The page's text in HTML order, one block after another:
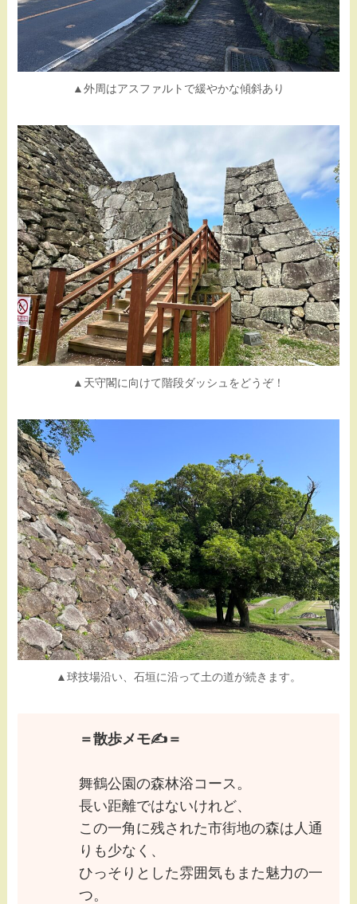
▲外周はアスファルトで緩やかな傾斜あり
▲天守閣に向けて階段ダッシュをどうぞ！
▲球技場沿い、石垣に沿って土の道が続きます。
＝散歩メモ✍️＝
舞鶴公園の森林浴コース。
長い距離ではないけれど、
この一角に残された市街地の森は人通
りも少なく、
ひっそりとした雰囲気もまた魅力の一
つ。